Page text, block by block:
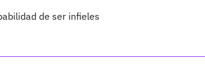
de ser infieles